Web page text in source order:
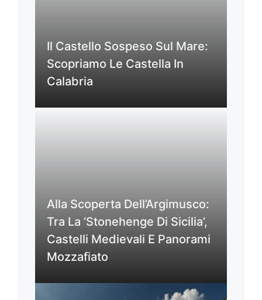
Il Castello Sospeso Sul Mare:
Scopriamo Le Castella In
Calabria
Alla Scoperta Dell’Argimusco:
Tra La ‘Stonehenge Di Sicilia’,
Castelli Medievali E Panorami
Mozzafiato